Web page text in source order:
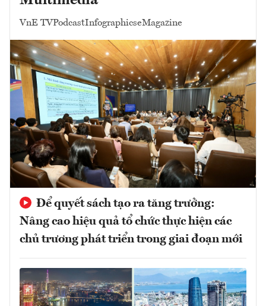
VnE TVPodcastInfographicseMagazine
Để quyết sách tạo ra tăng trưởng:
Nâng cao hiệu quả tổ chức thực hiện các
chủ trương phát triển trong giai đoạn mới